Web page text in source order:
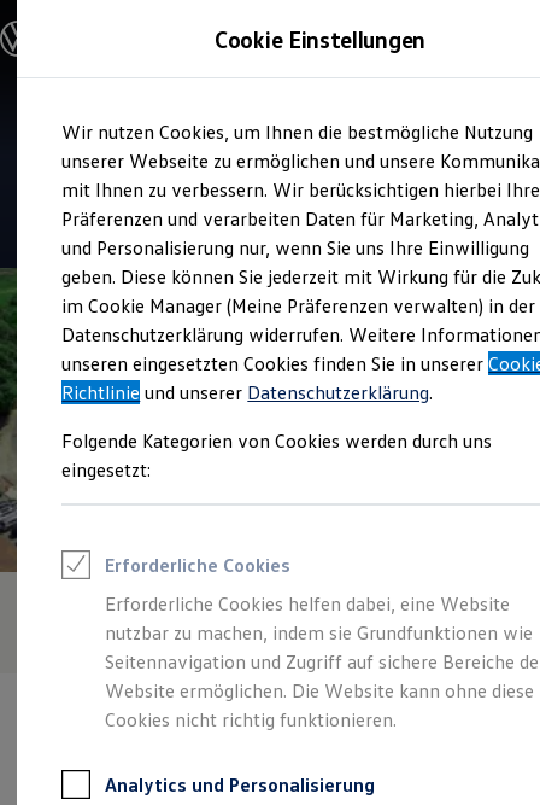
Hauptinhalt
springen
Footer
springen
Modelle & Konfigurator
Nutzfahrzeugkategorien entdecken
Modelle konfigurieren
Vorgängermodelle und Oldtimer
Vorgängermodelle
Oldtimer
Bulli Historie
Branchenlösungen & Gewerbekunden
Umbaulösungen und Hersteller finden
Auf- und Umbauten entdecken & konfigurieren
Groß- und Sonderkunden
Großkunden
Kommunen & Behörden
Journalisten
Sportvereine
Branchenlösungen
Gewerbliche Personenbeförderung
Service & mobile Werkstätten
Kühlfahrzeuge
ONE Business ID Vorteile
Fahrzeugsuche & Marktplatz
Fahrzeugsuche
Fahrzeuge online kaufen
Digitaler Marktplatz
Kauf & Finanzierung
Online-Fahrzeugbewertung
Aktionen & Angebote
Für Gewerbekunden
Verkauf und Service
Zemke Autohaus Bernau
4.7| 110 Bewertungen
Verantwortlich für die Inhalte auf dieser Seite ist die Zemke
Cookie Einstellungen
Wir nutzen Cookies, um Ihnen die bestmögliche Nutzung
unserer Webseite zu ermöglichen und unsere
mit Ihnen zu verbessern. Wir berücksichtigen hierbei Ihre
Präferenzen und verarbeiten Daten für Marketing,
und Personalisierung nur, wenn Sie uns Ihre Einwilligung
geben. Diese können Sie jederzeit mit Wirkung für die
im Cookie Manager (Meine Präferenzen verwalten) in der
Datenschutzerklärung widerrufen. Weitere
unseren eingesetzten Cookies finden Sie in unserer
Richtlinie und unserer Datenschutzerklärung.
Folgende Kategorien von Cookies werden durch uns
eingesetzt:
Erforderliche Cookies
Erforderliche Cookies helfen dabei, eine Website
nutzbar zu machen, indem sie Grundfunktionen wie
Seitennavigation und Zugriff auf sichere Bereiche
Website ermöglichen. Die Website kann ohne diese
Cookies nicht richtig funktionieren.
Analytics und Personalisierung